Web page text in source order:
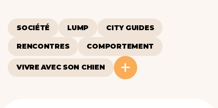
SOCIÉTÉ LUMP CITY GUIDES
RENCONTRES COMPORTEMENT
VIVRE AVEC SON CHIEN